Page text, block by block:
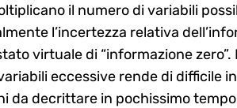
il numero di variabili
l’incertezza relativa
virtuale di “informazione
eccessive rende di difficile
da decrittare in pochissimo